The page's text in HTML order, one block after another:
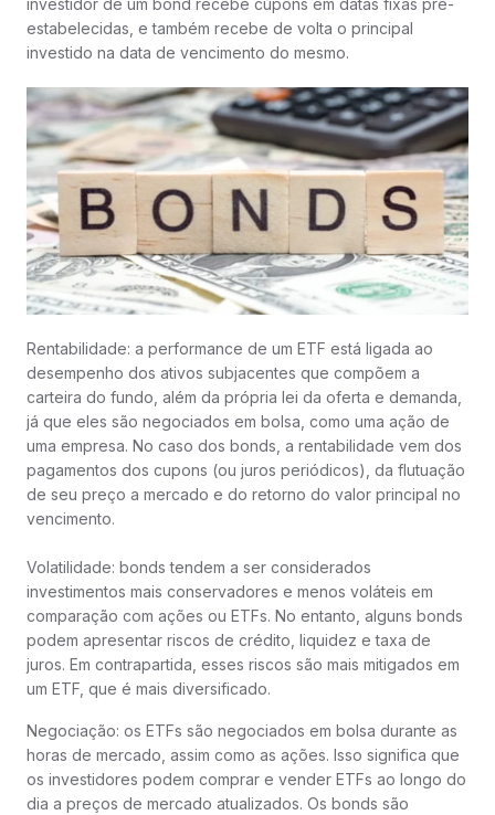
investidor de um bond recebe cupons em datas fixas pré-
estabelecidas, e também recebe de volta o principal
investido na data de vencimento do mesmo.
Rentabilidade: a performance de um ETF está ligada ao
desempenho dos ativos subjacentes que compõem a
carteira do fundo, além da própria lei da oferta e demanda,
já que eles são negociados em bolsa, como uma ação de
uma empresa. No caso dos bonds, a rentabilidade vem dos
pagamentos dos cupons (ou juros periódicos), da flutuação
de seu preço a mercado e do retorno do valor principal no
vencimento.
Volatilidade: bonds tendem a ser considerados
investimentos mais conservadores e menos voláteis em
comparação com ações ou ETFs. No entanto, alguns bonds
podem apresentar riscos de crédito, liquidez e taxa de
juros. Em contrapartida, esses riscos são mais mitigados em
um ETF, que é mais diversificado.
Negociação: os ETFs são negociados em bolsa durante as
horas de mercado, assim como as ações. Isso significa que
os investidores podem comprar e vender ETFs ao longo do
dia a preços de mercado atualizados. Os bonds são